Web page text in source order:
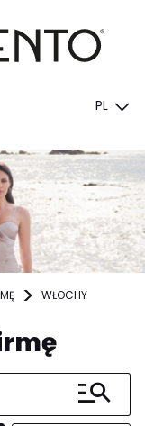
PL
WŁOCHY